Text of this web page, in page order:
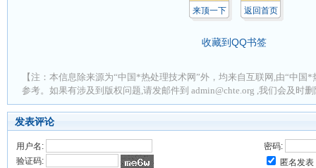
来顶一下 返回首页
收藏到QQ书签
【注：本信息除来源为“中国*热处理技术网”外，均来自互联网,由“中国
参考。如果有涉及到版权问题,请发邮件到 admin@chte.org ,我们会及时
发表评论
用户名:
密码:
验证码:
匿名发表